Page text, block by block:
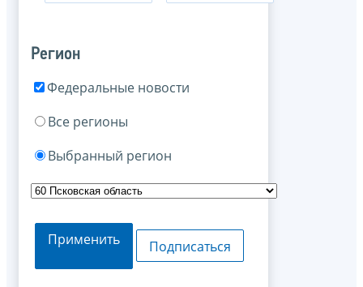
Регион
Федеральные новости
Все регионы
Выбранный регион
Применить Подписаться